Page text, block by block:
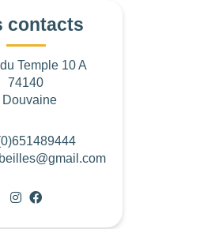
contacts
Temple 10 A
74140
Douvaine